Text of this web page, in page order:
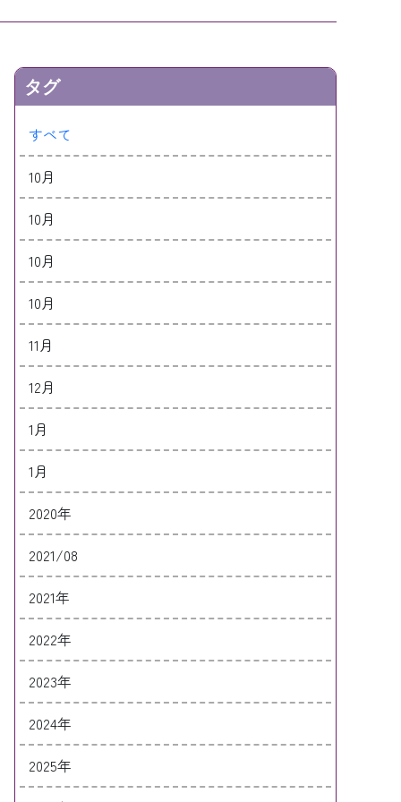
タグ
すべて
10月
10月
10月
10月
11月
12月
1月
1月
2020年
2021/08
2021年
2022年
2023年
2024年
2025年